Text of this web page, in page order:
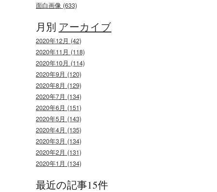
面白画像 (633)
月別 アーカイブ
2020年12月 (42)
2020年11月 (118)
2020年10月 (114)
2020年9月 (120)
2020年8月 (129)
2020年7月 (134)
2020年6月 (151)
2020年5月 (143)
2020年4月 (135)
2020年3月 (134)
2020年2月 (131)
2020年1月 (134)
最近の記事15件